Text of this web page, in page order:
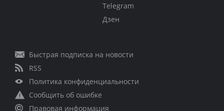
Telegram
Дзен
Быстрая подписка на новости
RSS
Политика конфиденциальности
Сообщить об ошибке
Правовая информация